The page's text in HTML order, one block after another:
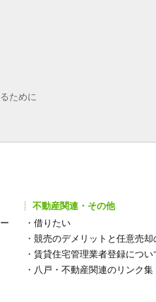
ために
不動産関連・その他
・ 借りたい
・ 競売のデメリットと任意売却
・ 賃貸住宅管理業者登録につい
・ 八戸・不動産関連のリンク集